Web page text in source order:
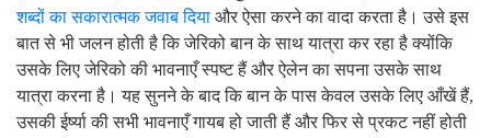
शब्दों का सकारात्मक जवाब दिया और ऐसा करने का वादा करता है। उसे इस
बात से भी जलन होती है कि जेरिको बान के साथ यात्रा कर रहा है क्योंकि
उसके लिए जेरिको की भावनाएँ स्पष्ट हैं और ऐलेन का सपना उसके साथ
यात्रा करना है। यह सुनने के बाद कि बान के पास केवल उसके लिए आँखें हैं,
उसकी ईर्ष्या की सभी भावनाएँ गायब हो जाती हैं और फिर से प्रकट नहीं होती